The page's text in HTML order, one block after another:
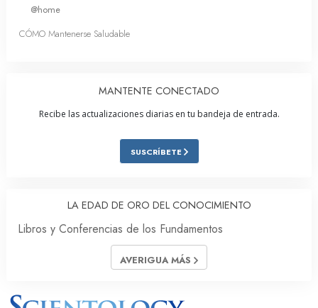
@home
CÓMO Mantenerse Saludable
MANTENTE CONECTADO
Recibe las actualizaciones diarias en tu bandeja de entrada.
SUSCRÍBETE
LA EDAD DE ORO DEL CONOCIMIENTO
Libros y Conferencias de los Fundamentos
AVERIGUA MÁS